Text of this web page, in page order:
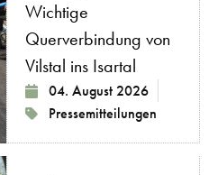
Wichtige
Querverbindung von
Vilstal ins Isartal
04. August 2026
Pressemitteilungen